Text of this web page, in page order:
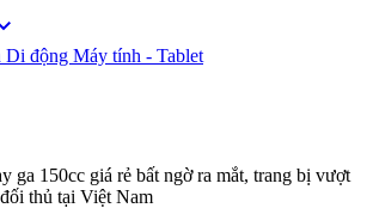
Di động Máy tính - Tablet
ga 150cc giá rẻ bất ngờ ra mắt, trang bị vượt
thủ tại Việt Nam